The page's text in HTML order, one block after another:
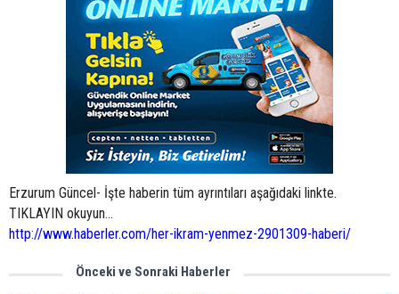
Erzurum Güncel- İşte haberin tüm ayrıntıları aşağıdaki linkte.
TIKLAYIN okuyun...
http://www.haberler.com/her-ikram-yenmez-2901309-haberi/
Önceki ve Sonraki Haberler